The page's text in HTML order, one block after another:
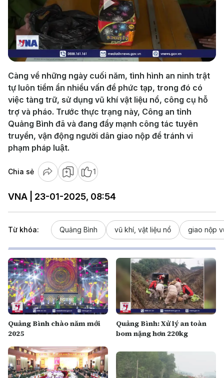
Play
Video
Càng về những ngày cuối năm, tình hình an ninh trật
tự luôn tiềm ẩn nhiều vấn đề phức tạp, trong đó có
việc tàng trữ, sử dụng vũ khí vật liệu nổ, công cụ hỗ
trợ và pháo. Trước thực trạng này, Công an tỉnh
Quảng Bình đã và đang đẩy mạnh công tác tuyên
truyền, vận động người dân giao nộp để tránh vi
phạm pháp luật.
Chia sẻ 1
VNA | 23-01-2025, 08:54
Từ khóa: Quảng Bình vũ khí, vật liệu nổ giao nộp
Quảng Bình chào năm mới
2025
Quảng Bình: Xử lý an toàn
bom nặng hơn 220kg